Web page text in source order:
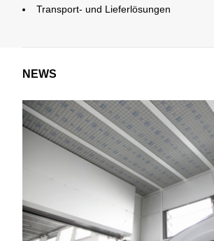
Transport- und Lieferlösungen
NEWS